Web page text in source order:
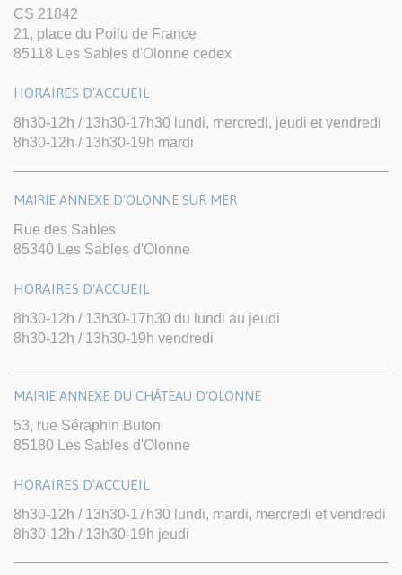
CS 21842
21, place du Poilu de France
85118 Les Sables d'Olonne cedex
HORAIRES D'ACCUEIL
8h30-12h / 13h30-17h30 lundi, mercredi, jeudi et vendredi
8h30-12h / 13h30-19h mardi
MAIRIE ANNEXE D'OLONNE SUR MER
Rue des Sables
85340 Les Sables d'Olonne
HORAIRES D'ACCUEIL
8h30-12h / 13h30-17h30 du lundi au jeudi
8h30-12h / 13h30-19h vendredi
MAIRIE ANNEXE DU CHÂTEAU D'OLONNE
53, rue Séraphin Buton
85180 Les Sables d'Olonne
HORAIRES D'ACCUEIL
8h30-12h / 13h30-17h30 lundi, mardi, mercredi et vendredi
8h30-12h / 13h30-19h jeudi